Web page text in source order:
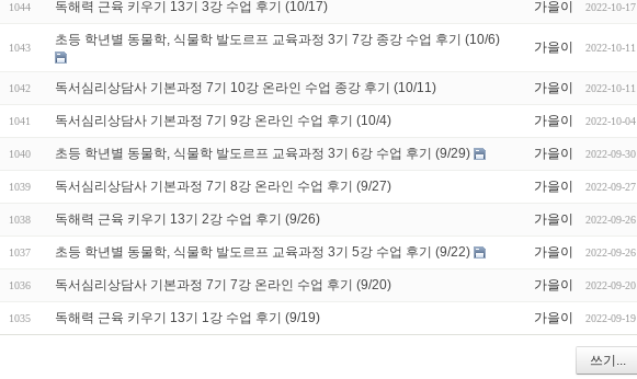
1044 독해력 근육 키우기 13기 3강 수업 후기 (10/17) 가을이 2022-10-17
1043
초등 학년별 동물학, 식물학 발도르프 교육과정 3기 7강 종강 수업 후기 (10/6) 가을이 2022-10-11
1042 독서심리상담사 기본과정 7기 10강 온라인 수업 종강 후기 (10/11) 가을이 2022-10-11
1041 독서심리상담사 기본과정 7기 9강 온라인 수업 후기 (10/4) 가을이 2022-10-04
1040 초등 학년별 동물학, 식물학 발도르프 교육과정 3기 6강 수업 후기 (9/29) 가을이 2022-09-30
1039 독서심리상담사 기본과정 7기 8강 온라인 수업 후기 (9/27) 가을이 2022-09-27
1038 독해력 근육 키우기 13기 2강 수업 후기 (9/26) 가을이 2022-09-26
1037 초등 학년별 동물학, 식물학 발도르프 교육과정 3기 5강 수업 후기 (9/22) 가을이 2022-09-26
1036 독서심리상담사 기본과정 7기 7강 온라인 수업 후기 (9/20) 가을이 2022-09-20
1035 독해력 근육 키우기 13기 1강 수업 후기 (9/19) 가을이 2022-09-19
쓰기...